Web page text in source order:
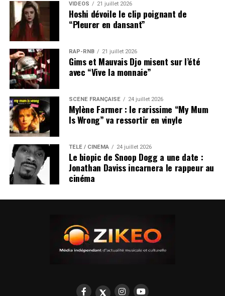
VIDEOS 21 juillet 2026
Hoshi dévoile le clip poignant de
“Pleurer en dansant”
RAP-RNB 21 juillet 2026
Gims et Mauvais Djo misent sur l’été
avec “Vive la monnaie”
SCÈNE FRANÇAISE 24 juillet 2026
Mylène Farmer : le rarissime “My Mum
Is Wrong” va ressortir en vinyle
TÉLÉ / CINÉMA 24 juillet 2026
Le biopic de Snoop Dogg a une date :
Jonathan Daviss incarnera le rappeur au
cinéma